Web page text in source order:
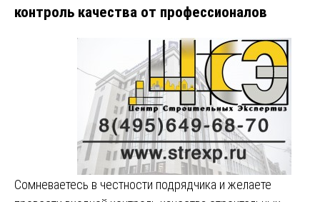
контроль качества от профессионалов
Сомневаетесь в честности подрядчика и желаете